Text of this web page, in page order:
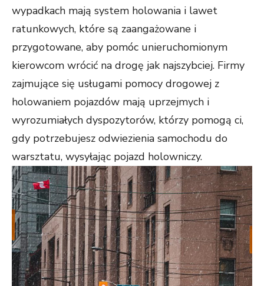
wypadkach mają system holowania i lawet
ratunkowych, które są zaangażowane i
przygotowane, aby pomóc unieruchomionym
kierowcom wrócić na drogę jak najszybciej. Firmy
zajmujące się usługami pomocy drogowej z
holowaniem pojazdów mają uprzejmych i
wyrozumiałych dyspozytorów, którzy pomogą ci,
gdy potrzebujesz odwiezienia samochodu do
warsztatu, wysyłając pojazd holowniczy.